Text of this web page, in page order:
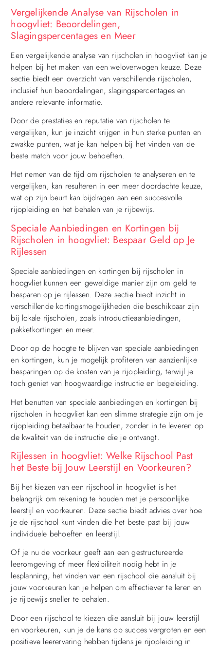
Vergelijkende Analyse van Rijscholen in
hoogvliet: Beoordelingen,
Slagingspercentages en Meer
Een vergelijkende analyse van rijscholen in hoogvliet kan je
helpen bij het maken van een weloverwogen keuze. Deze
sectie biedt een overzicht van verschillende rijscholen,
inclusief hun beoordelingen, slagingspercentages en
andere relevante informatie.
Door de prestaties en reputatie van rijscholen te
vergelijken, kun je inzicht krijgen in hun sterke punten en
zwakke punten, wat je kan helpen bij het vinden van de
beste match voor jouw behoeften.
Het nemen van de tijd om rijscholen te analyseren en te
vergelijken, kan resulteren in een meer doordachte keuze,
wat op zijn beurt kan bijdragen aan een succesvolle
rijopleiding en het behalen van je rijbewijs.
Speciale Aanbiedingen en Kortingen bij
Rijscholen in hoogvliet: Bespaar Geld op Je
Rijlessen
Speciale aanbiedingen en kortingen bij rijscholen in
hoogvliet kunnen een geweldige manier zijn om geld te
besparen op je rijlessen. Deze sectie biedt inzicht in
verschillende kortingsmogelijkheden die beschikbaar zijn
bij lokale rijscholen, zoals introductieaanbiedingen,
pakketkortingen en meer.
Door op de hoogte te blijven van speciale aanbiedingen
en kortingen, kun je mogelijk profiteren van aanzienlijke
besparingen op de kosten van je rijopleiding, terwijl je
toch geniet van hoogwaardige instructie en begeleiding.
Het benutten van speciale aanbiedingen en kortingen bij
rijscholen in hoogvliet kan een slimme strategie zijn om je
rijopleiding betaalbaar te houden, zonder in te leveren op
de kwaliteit van de instructie die je ontvangt.
Rijlessen in hoogvliet: Welke Rijschool Past
het Beste bij Jouw Leerstijl en Voorkeuren?
Bij het kiezen van een rijschool in hoogvliet is het
belangrijk om rekening te houden met je persoonlijke
leerstijl en voorkeuren. Deze sectie biedt advies over hoe
je de rijschool kunt vinden die het beste past bij jouw
individuele behoeften en leerstijl.
Of je nu de voorkeur geeft aan een gestructureerde
leeromgeving of meer flexibiliteit nodig hebt in je
lesplanning, het vinden van een rijschool die aansluit bij
jouw voorkeuren kan je helpen om effectiever te leren en
je rijbewijs sneller te behalen.
Door een rijschool te kiezen die aansluit bij jouw leerstijl
en voorkeuren, kun je de kans op succes vergroten en een
positieve leerervaring hebben tijdens je rijopleiding in